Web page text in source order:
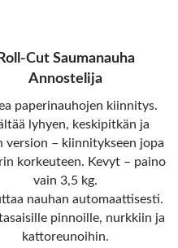
Roll-Cut Saumanauha
Annostelija
paperinauhojen kiinnitys.
lyhyen, keskipitkän ja
version – kiinnitykseen jopa
korkeuteen. Kevyt – paino
vain 3,5 kg.
nauhan automaattisesti.
pinnoille, nurkkiin ja
kattoreunoihin.